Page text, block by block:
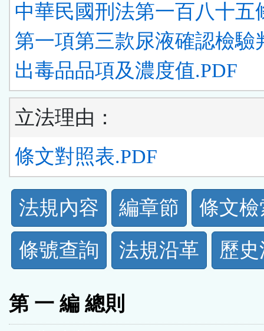
中華民國刑法第一百八十五
第一項第三款尿液確認檢驗
出毒品品項及濃度值.PDF
立法理由：
條文對照表.PDF
法
規
功
能
按
法規內容 編章節
條文檢
條號查詢
法規沿革 歷
第 一 編 總則